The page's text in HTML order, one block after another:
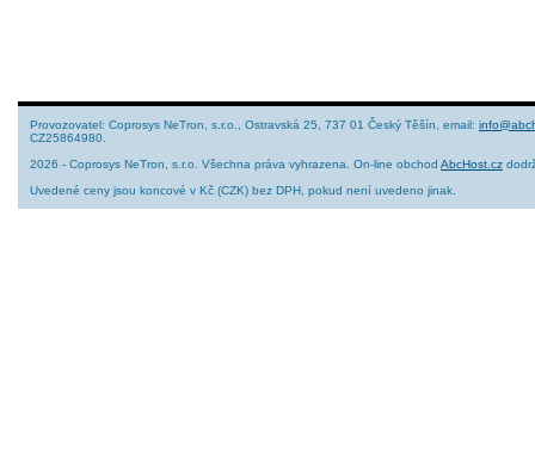
Provozovatel: Coprosys NeTron, s.r.o., Ostravská 25, 737 01 Český Těšín, email:
CZ25864980.
2026 - Coprosys NeTron, s.r.o. Všechna práva vyhrazena. On-line obchod AbcHost.cz
Uvedené ceny jsou koncové v Kč (CZK) bez DPH, pokud není uvedeno jinak.